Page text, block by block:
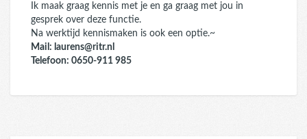
Ik maak graag kennis met je en ga graag met jou in
gesprek over deze functie.
Na werktijd kennismaken is ook een optie.~
Mail: laurens@ritr.nl
Telefoon: 0650-911 985